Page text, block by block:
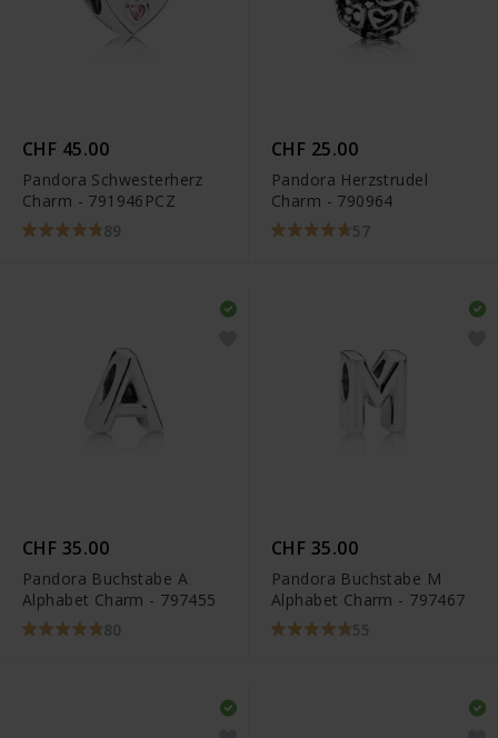
CHF 45.00
Pandora Schwesterherz
Charm - 791946PCZ
89
CHF 25.00
Pandora Herzstrudel
Charm - 790964
57
CHF 35.00
Pandora Buchstabe A
Alphabet Charm - 797455
80
CHF 35.00
Pandora Buchstabe M
Alphabet Charm - 797467
55